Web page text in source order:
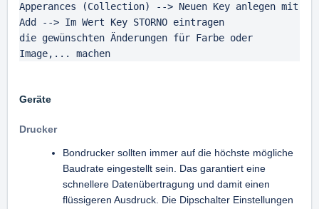
Apperances (Collection) --> Neuen Key anlegen mit
Add --> Im Wert Key STORNO eintragen
die gewünschten Änderungen für Farbe oder
Image,... machen
Geräte
Drucker
Bondrucker sollten immer auf die höchste mögliche
Baudrate eingestellt sein. Das garantiert eine
schnellere Datenübertragung und damit einen
flüssigeren Ausdruck. Die Dipschalter Einstellungen